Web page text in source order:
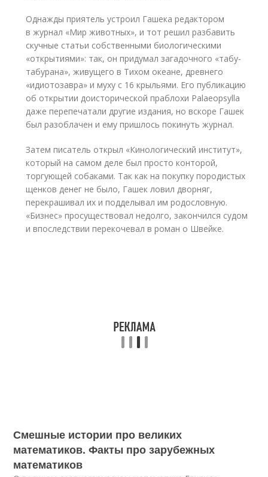
Однажды приятель устроил Гашека редактором
в журнал «Мир животных», и тот решил разбавить
скучные статьи собственными биологическими
«открытиями»: так, он придумал загадочного «табу-
табурана», живущего в Тихом океане, древнего
«идиотозавра» и муху с 16 крыльями. Его публикацию
об открытии доисторической праблохи Palaeopsylla
даже перепечатали другие издания, но вскоре Гашек
был разоблачен и ему пришлось покинуть журнал.
Затем писатель открыл «Кинологический институт»,
который на самом деле был просто конторой,
торгующей собаками. Так как на покупку породистых
щенков денег не было, Гашек ловил дворняг,
перекрашивал их и подделывал им родословную.
«Бизнес» просуществовал недолго, закончился судом
и впоследствии перекочевал в роман о Швейке.
Смешные истории про великих
математиков. Факты про зарубежных
математиков